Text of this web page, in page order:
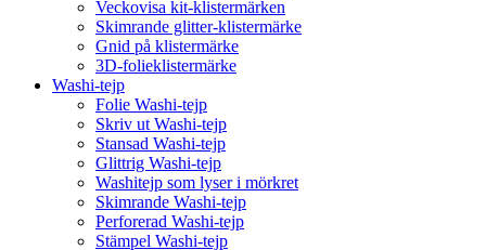
Veckovisa kit-klistermärken
Skimrande glitter-klistermärke
Gnid på klistermärke
3D-folieklistermärke
Washi-tejp
Folie Washi-tejp
Skriv ut Washi-tejp
Stansad Washi-tejp
Glittrig Washi-tejp
Washitejp som lyser i mörkret
Skimrande Washi-tejp
Perforerad Washi-tejp
Stämpel Washi-tejp